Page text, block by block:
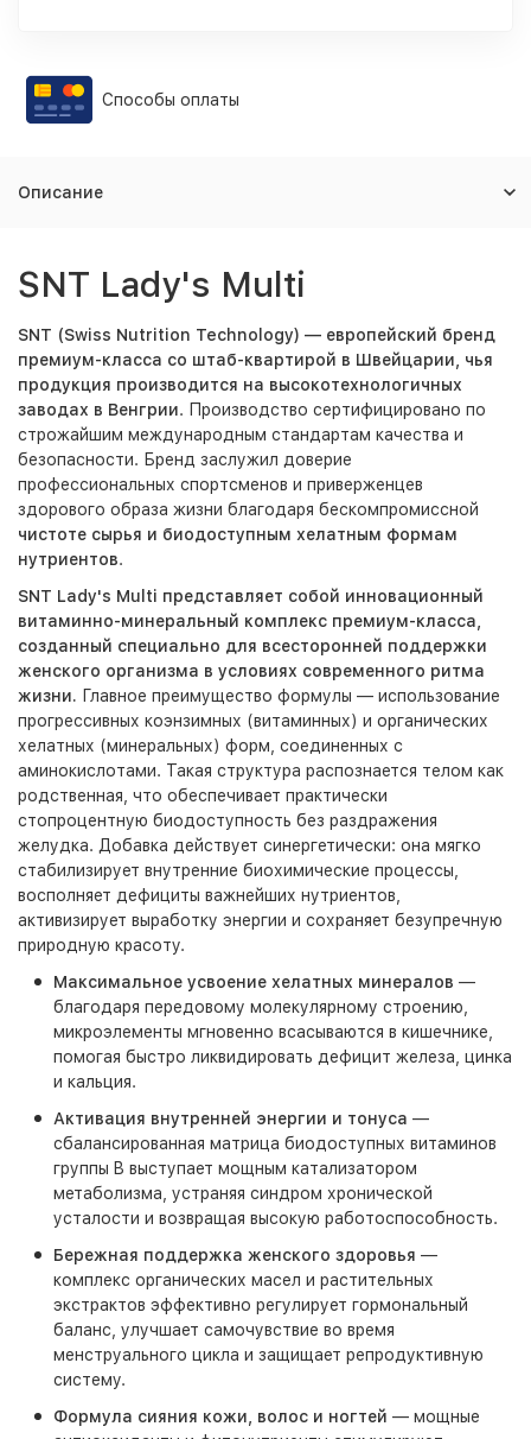
Способы оплаты
Описание
SNT Lady's Multi
SNT (Swiss Nutrition Technology) — европейский бренд
премиум-класса со штаб-квартирой в Швейцарии, чья
продукция производится на высокотехнологичных
заводах в Венгрии. Производство сертифицировано по
строжайшим международным стандартам качества и
безопасности. Бренд заслужил доверие
профессиональных спортсменов и приверженцев
здорового образа жизни благодаря бескомпромиссной
чистоте сырья и биодоступным хелатным формам
нутриентов.
SNT Lady's Multi представляет собой инновационный
витаминно-минеральный комплекс премиум-класса,
созданный специально для всесторонней поддержки
женского организма в условиях современного ритма
жизни. Главное преимущество формулы — использование
прогрессивных коэнзимных (витаминных) и органических
хелатных (минеральных) форм, соединенных с
аминокислотами. Такая структура распознается телом как
родственная, что обеспечивает практически
стопроцентную биодоступность без раздражения
желудка. Добавка действует синергетически: она мягко
стабилизирует внутренние биохимические процессы,
восполняет дефициты важнейших нутриентов,
активизирует выработку энергии и сохраняет безупречную
природную красоту.
Максимальное усвоение хелатных минералов —
благодаря передовому молекулярному строению,
микроэлементы мгновенно всасываются в кишечнике,
помогая быстро ликвидировать дефицит железа, цинка
и кальция.
Активация внутренней энергии и тонуса —
сбалансированная матрица биодоступных витаминов
группы B выступает мощным катализатором
метаболизма, устраняя синдром хронической
усталости и возвращая высокую работоспособность.
Бережная поддержка женского здоровья —
комплекс органических масел и растительных
экстрактов эффективно регулирует гормональный
баланс, улучшает самочувствие во время
менструального цикла и защищает репродуктивную
систему.
Формула сияния кожи, волос и ногтей — мощные